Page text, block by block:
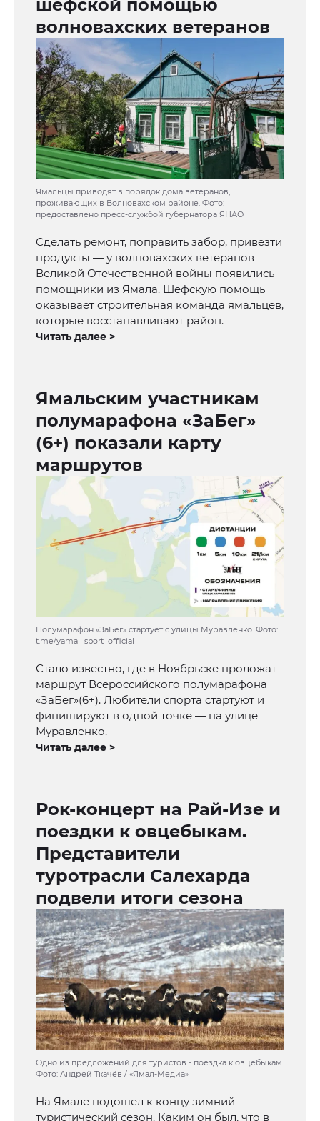
шефской помощью
волновахских ветеранов
Ямальцы приводят в порядок дома ветеранов,
проживающих в Волновахском районе. Фото:
предоставлено пресс-службой губернатора ЯНАО
Сделать ремонт, поправить забор, привезти
продукты — у волновахских ветеранов
Великой Отечественной войны появились
помощники из Ямала. Шефскую помощь
оказывает строительная команда ямальцев,
которые восстанавливают район.
Читать далее >
Ямальским участникам
полумарафона «ЗаБег»
(6+) показали карту
маршрутов
Полумарафон «ЗаБег» стартует с улицы Муравленко. Фото:
t.me/yamal_sport_official
Стало известно, где в Ноябрьске проложат
маршрут Всероссийского полумарафона
«ЗаБег»(6+). Любители спорта стартуют и
финишируют в одной точке — на улице
Муравленко.
Читать далее >
Рок-концерт на Рай-Изе и
поездки к овцебыкам.
Представители
туротрасли Салехарда
подвели итоги сезона
Одно из предложений для туристов - поездка к овцебыкам.
Фото: Андрей Ткачёв / «Ямал-Медиа»
На Ямале подошел к концу зимний
туристический сезон. Каким он был, что в